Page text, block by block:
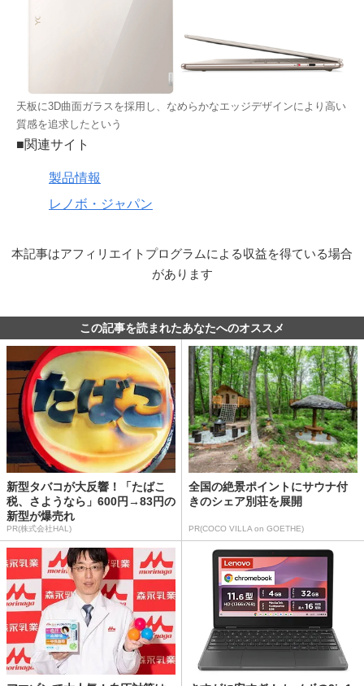
天板に3D曲面ガラスを採用し、なめらかなエッジデザインにより高い
質感を追求したという
■関連サイト
製品情報
レノボ・ジャパン
本記事はアフィリエイトプログラムによる収益を得ている場合
があります
この記事を読まれたあなたへのオススメ
新型タバコが大反響！「たばこ
税、さようなら」600円→83円の
新型が爆売れ
PR(株式会社HAL)
全国の絶景ポイントにサウナ付
きのシェア別荘を展開
PR(COCO VILLA on GOETHE)